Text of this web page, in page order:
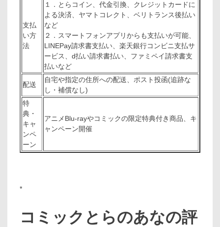
支払
い方
法
１．とらコイン、代金引換、クレジットカードに
よる決済、ヤマトコレクト、ベリトランス後払い
など
２．スマートフォンアプリからも支払いが可能、
LINEPay請求書支払い、楽天銀行コンビニ支払サ
ービス、d払い請求書払い、ファミペイ請求書支
払いなど
配送
自宅や指定の住所への配送、ポスト投函(追跡な
し・補償なし)
特
典・
キャ
ンペ
ーン
アニメBlu-rayやコミックの限定特典付き商品、キ
ャンペーン開催
*
コミックとらのあなの評